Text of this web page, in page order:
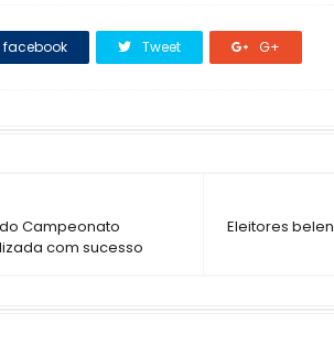
facebook Tweet G+
Eleitores
Campeonato
com sucesso